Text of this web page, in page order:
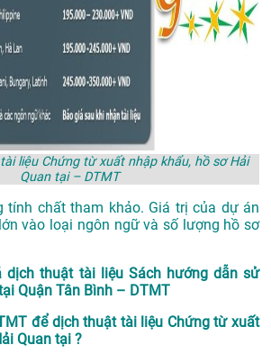
liệu Chứng từ xuất nhập khẩu, hồ sơ Hải
Quan tại – DTMT
tính chất tham khảo. Giá trị của dự án
vào loại ngôn ngữ và số lượng hồ sơ
dịch thuật tài liệu Sách hướng dẫn sử
Quận Tân Bình – DTMT
để dịch thuật tài liệu Chứng từ xuất
Quan tại ?